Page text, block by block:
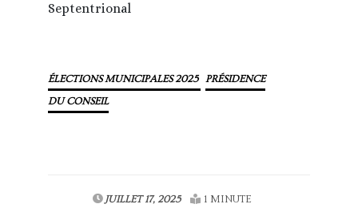
Septentrional
ÉLECTIONS MUNICIPALES 2025 PRÉSIDENCE
DU CONSEIL
JUILLET 17, 2025
1 MINUTE